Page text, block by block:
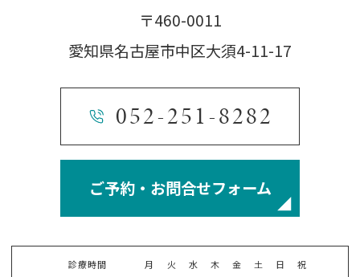
〒460-0011
愛知県名古屋市中区大須4-11-17
052-251-8282
ご予約・お問合せフォーム
診療時間 月 火 水 木 金 土 日 祝